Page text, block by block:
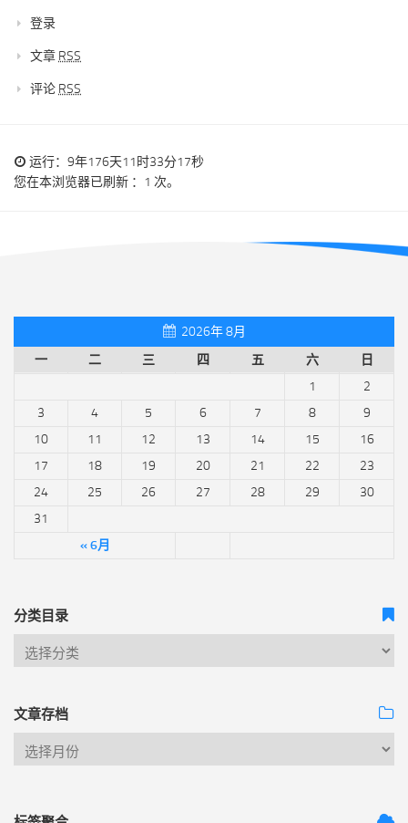
登录
文章 RSS
评论 RSS
运行：9年176天11时33分17秒
您在本浏览器已刷新 ：1 次。
2026年 8月
一
二 三 四 五 六 日
« 6月
1
2
3
4 5 6 7 8
9
10
11 12 13 14 15
16
17
18 19 20 21 22
23
24
25 26 27 28 29
30
31
分类目录
文章存档